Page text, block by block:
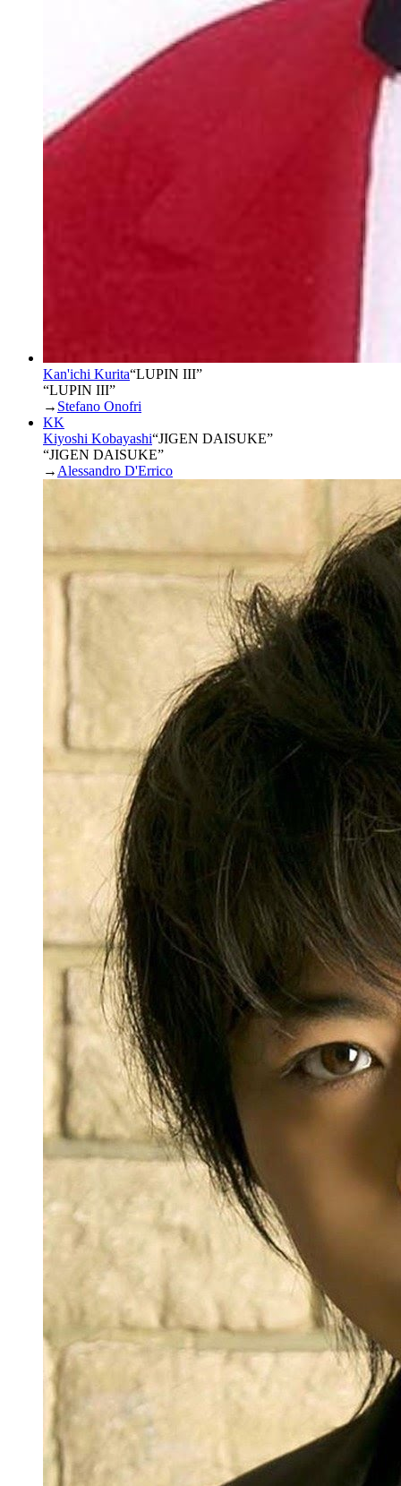
Kan'ichi Kurita“LUPIN III”
“LUPIN III”
→ Stefano Onofri
KK
Kiyoshi Kobayashi“JIGEN DAISUKE”
“JIGEN DAISUKE”
→ Alessandro D'Errico